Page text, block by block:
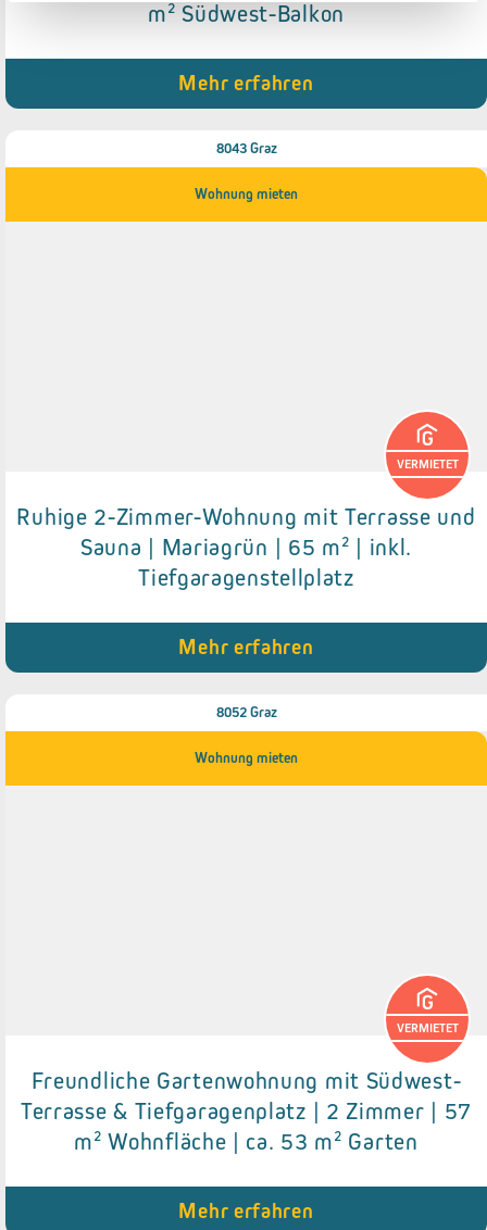
● Tiefgaragenstellplatz
● Besucherparkplätze
m² Südwest-Balkon
Mehr erfahren
8043 Graz
Wohnung mieten
Details zum Objekt
● Sauna
● Tiefgaragenstellplatz
VERMIETET
Ruhige 2-Zimmer-Wohnung mit Terrasse und
Sauna | Mariagrün | 65 m² | inkl.
Tiefgaragenstellplatz
Mehr erfahren
8052 Graz
Wohnung mieten
Details zum Objekt
● Tiefgaragenparkplatz
● ca. 53 m² Garten
VERMIETET
Freundliche Gartenwohnung mit Südwest-
Terrasse & Tiefgaragenplatz | 2 Zimmer | 57
m² Wohnfläche | ca. 53 m² Garten
Mehr erfahren